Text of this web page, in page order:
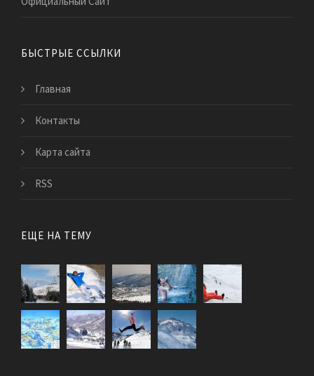
БЫСТРЫЕ ССЫЛКИ
Главная
Контакты
Карта сайта
RSS
ЕЩЕ НА ТЕМУ